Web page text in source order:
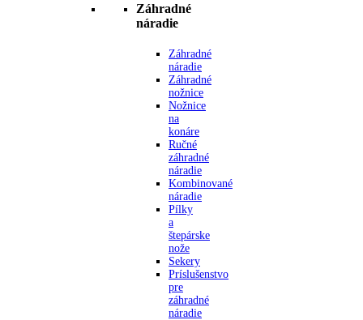
Záhradné
náradie
Záhradné
náradie
Záhradné
nožnice
Nožnice
na
konáre
Ručné
záhradné
náradie
Kombinované
náradie
Pílky
a
štepárske
nože
Sekery
Príslušenstvo
pre
záhradné
náradie